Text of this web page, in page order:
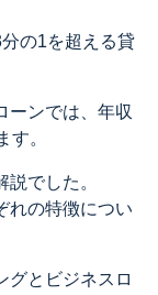
の1を超える貸
ーンでは、年収
す。
でした。
れの特徴につい
グとビジネスロ